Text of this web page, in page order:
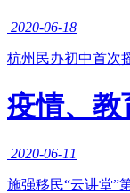
2020-06-18
杭州民办初中首次
疫情、教
2020-06-11
施强移民“云讲堂”